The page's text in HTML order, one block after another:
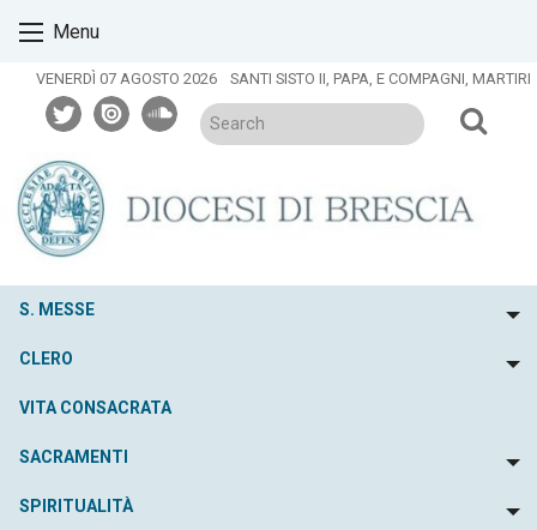
content
Menu
VENERDÌ 07 AGOSTO 2026 SANTI SISTO II, PAPA, E COMPAGNI, MARTIRI
twitterissuusoundcloud
S. MESSE
CLERO
VITA CONSACRATA
SACRAMENTI
SPIRITUALITÀ